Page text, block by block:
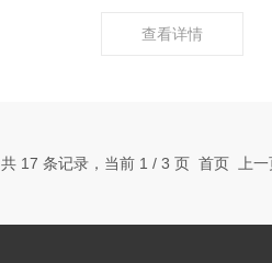
查看详情
共 17 条记录，当前 1 / 3 页 首页 上一